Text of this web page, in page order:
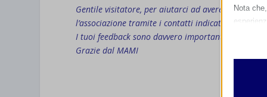
Gentile visitatore, per aiutarci ad avere una
l’associazione tramite i contatti indicati, mandaci
I tuoi feedback sono davvero importanti per avere
Grazie dal MAMI
Nota